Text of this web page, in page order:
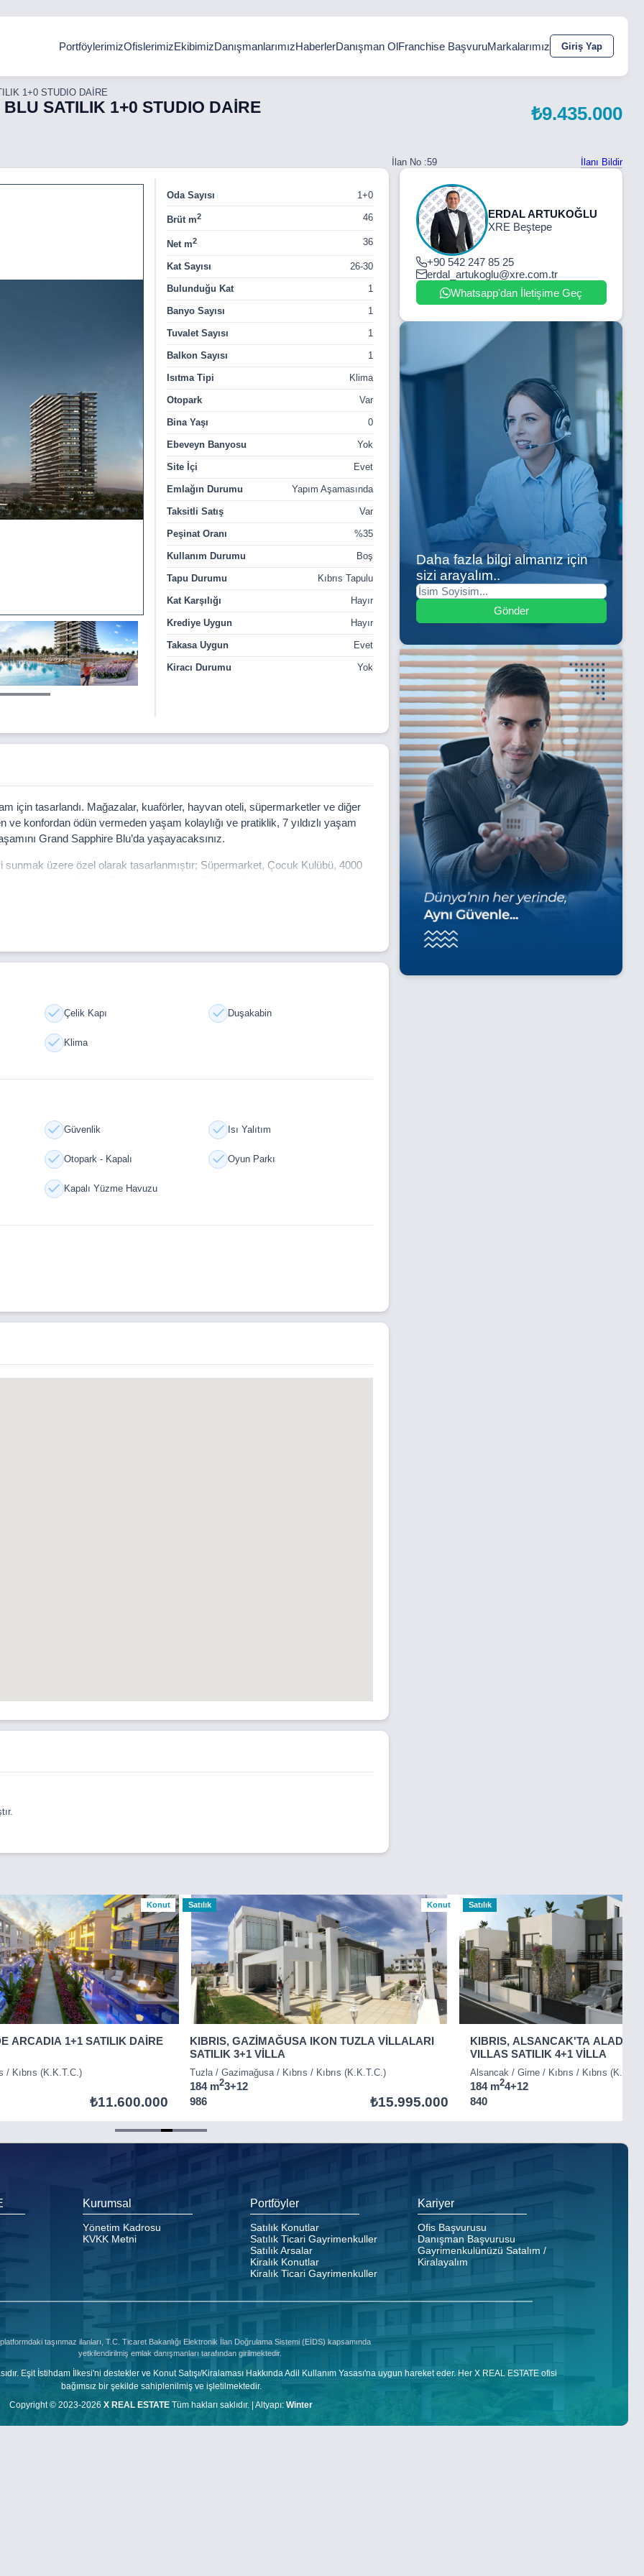
PortföylerimizOfislerimizEkibimizDanışmanlarımızHaberlerDanışman OlFranchise BaşvuruMarkalarımız Giriş Yap
1+0 STUDIO DAİRE
SATILIK 1+0 STUDIO DAİRE ₺9.435.000
İlan No :59 İlanı Bildir
Oda Sayısı 1+0
Brüt m2 46
Net m2 36
Kat Sayısı 26-30
Bulunduğu Kat 1
Banyo Sayısı 1
Tuvalet Sayısı 1
Balkon Sayısı 1
Isıtma Tipi Klima
Otopark Var
Bina Yaşı 0
Ebeveyn Banyosu Yok
Site İçi Evet
Emlağın Durumu Yapım Aşamasında
Taksitli Satış Var
Peşinat Oranı %35
Kullanım Durumu Boş
Tapu Durumu Kıbrıs Tapulu
Kat Karşılığı Hayır
Krediye Uygun Hayır
Takasa Uygun Evet
Kiracı Durumu Yok
için tasarlandı. Mağazalar, kuaförler, hayvan oteli, süpermarketler ve diğer
konfordan ödün vermeden yaşam kolaylığı ve pratiklik, 7 yıldızlı yaşam
Grand Sapphire Blu’da yaşayacaksınız.
sunmak üzere özel olarak tasarlanmıştır; Süpermarket, Çocuk Kulübü, 4000
karışımını sağlamak için özenle tasarlanmış topluluk alanları ve
yeşillikler içinde yürüyüş yapın, Grand Sapphire Blu’da doğa ile iç içe, sosyal
Çelik Kapı Duşakabin
Klima
Güvenlik Isı Yalıtım
Otopark - Kapalı Oyun Parkı
Kapalı Yüzme Havuzu
ERDAL ARTUKOĞLU
XRE Beştepe
+90 542 247 85 25
erdal_artukoglu@xre.com.tr
Whatsapp'dan İletişime Geç
Daha fazla bilgi almanız için
sizi arayalım..
Gönder
Konut
ARCADIA 1+1 SATILIK DAİRE
/ Kıbrıs (K.K.T.C.)
₺11.600.000
Satılık Konut
KIBRIS, GAZİMAĞUSA IKON TUZLA VİLLALARI
SATILIK 3+1 VİLLA
Tuzla / Gazimağusa / Kıbrıs / Kıbrıs (K.K.T.C.)
184 m23+12
986
₺15.995.000
Satılık
KIBRIS, ALSANCAK'TA
VILLAS SATILIK 4+1 VİLLA
Alsancak / Girne / Kıbrıs / Kıbrıs
184 m24+12
840
Kurumsal
Yönetim Kadrosu
KVKK Metni
Portföyler
Satılık Konutlar
Satılık Ticari Gayrimenkuller
Satılık Arsalar
Kiralık Konutlar
Kiralık Ticari Gayrimenkuller
Kariyer
Ofis Başvurusu
Danışman Başvurusu
Gayrimenkulünüzü Satalım /
Kiralayalım
taşınmaz ilanları, T.C. Ticaret Bakanlığı Elektronik İlan Doğrulama Sistemi (EİDS) kapsamında
yetkilendirilmiş emlak danışmanları tarafından girilmektedir.
Eşit İstihdam İlkesi'ni destekler ve Konut Satışı/Kiralaması Hakkında Adil Kullanım Yasası'na uygun hareket eder. Her X REAL ESTATE ofisi
bağımsız bir şekilde sahiplenilmiş ve işletilmektedir.
Copyright © 2023-2026 X REAL ESTATE Tüm hakları saklıdır. | Altyapı: Winter